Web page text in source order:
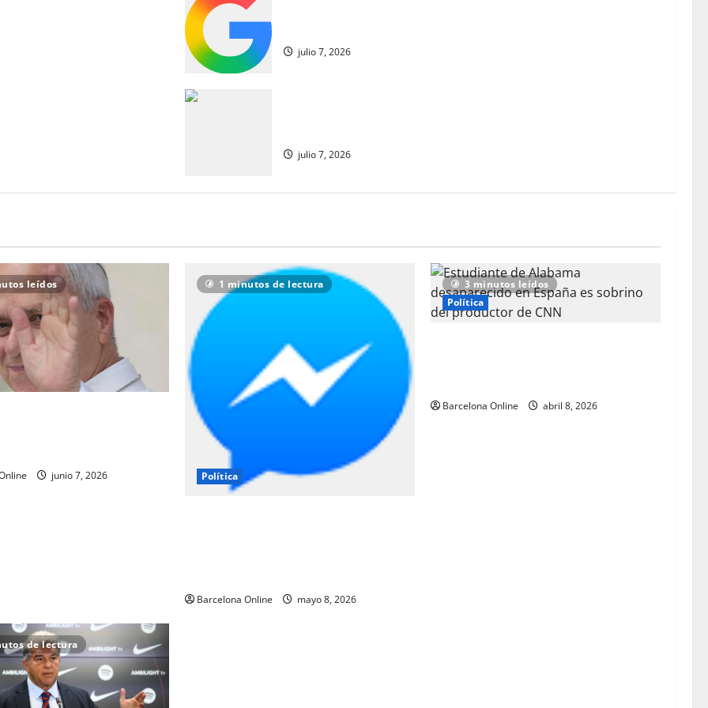
julio 7, 2026
julio 7, 2026
leídos
junio 7, 2026
1 minutos de lectura
Política
Barcelona Online mayo 8, 2026
3 minutos leídos
Política
Barcelona Online abril 8, 2026
de lectura